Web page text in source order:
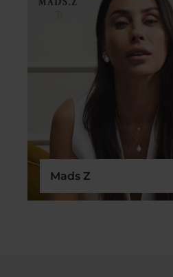
Mads Z